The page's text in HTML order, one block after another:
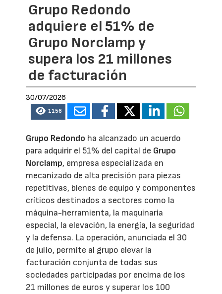
Grupo Redondo
adquiere el 51% de
Grupo Norclamp y
supera los 21 millones
de facturación
30/07/2026
1156
Grupo Redondo ha alcanzado un acuerdo
para adquirir el 51% del capital de Grupo
Norclamp, empresa especializada en
mecanizado de alta precisión para piezas
repetitivas, bienes de equipo y componentes
críticos destinados a sectores como la
máquina-herramienta, la maquinaria
especial, la elevación, la energía, la seguridad
y la defensa. La operación, anunciada el 30
de julio, permite al grupo elevar la
facturación conjunta de todas sus
sociedades participadas por encima de los
21 millones de euros y superar los 100